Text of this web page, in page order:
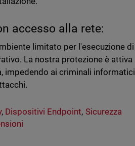
accesso alla rete:
limitato per l'esecuzione di
La nostra protezione è attiva
impedendo ai criminali informatici
, Dispositivi Endpoint, Sicurezza